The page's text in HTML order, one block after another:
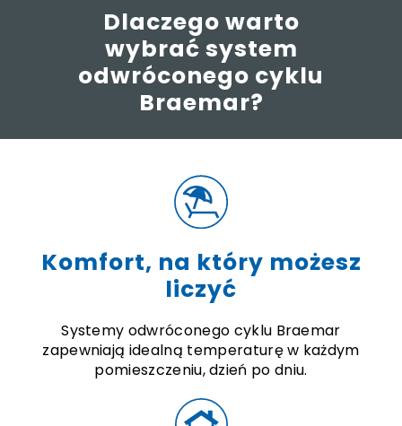
Dlaczego warto
wybrać system
odwróconego cyklu
Braemar?
Komfort, na który możesz
liczyć
Systemy odwróconego cyklu Braemar
zapewniają idealną temperaturę w każdym
pomieszczeniu, dzień po dniu.